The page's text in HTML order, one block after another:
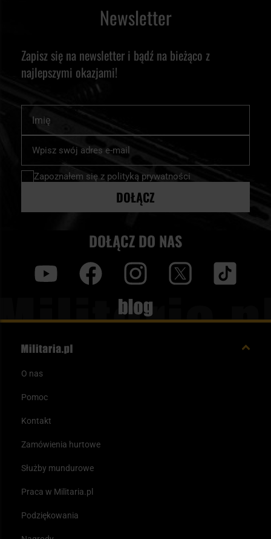
Newsletter
Zapisz się na newsletter i bądź na bieżąco z
najlepszymi okazjami!
nasz
newsletter:
Zapoznałem się z polityką prywatności
DOŁĄCZ
DOŁĄCZ DO NAS
Blog
O nas
Pomoc
Kontakt
Zamówienia hurtowe
Służby mundurowe
Praca w Militaria.pl
Podziękowania